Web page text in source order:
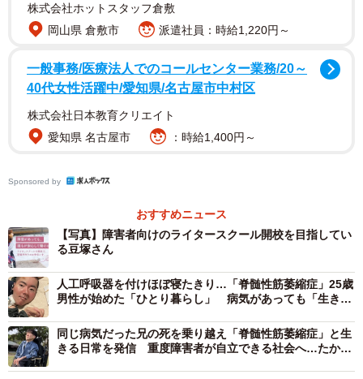
株式会社ホットスタッフ倉敷
岡山県 倉敷市
派遣社員：時給1,220円～
一般事務/医療法人でのコールセンター業務/20～
40代女性活躍中/愛知県/名古屋市中村区
株式会社日本教育クリエイト
愛知県 名古屋市
：時給1,400円～
Sponsored by
おすすめニュース
【写真】障害者向けのライタースクール開校を目指してい
る豆塚さん
人工呼吸器を付けほぼ寝たきり…「脊髄性筋萎縮症」25歳
男性が始めた「ひとり暮らし」 病気があっても「生きた
同じ病気だった兄の死を乗り越え「脊髄性筋萎縮症」と生
きる日常を発信 重度障害者が自立できる社会へ…たかや